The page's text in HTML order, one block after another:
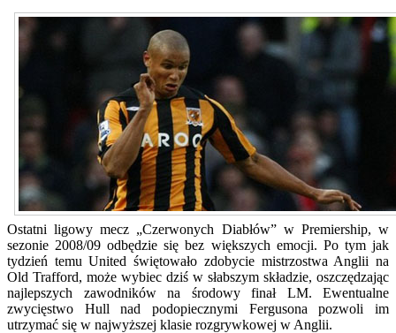
Ostatni ligowy mecz „Czerwonych Diabłów” w Premiership, w
sezonie 2008/09 odbędzie się bez większych emocji. Po tym jak
tydzień temu United świętowało zdobycie mistrzostwa Anglii na
Old Trafford, może wybiec dziś w słabszym składzie, oszczędzając
najlepszych zawodników na środowy finał LM. Ewentualne
zwycięstwo Hull nad podopiecznymi Fergusona pozwoli im
utrzymać się w najwyższej klasie rozgrywkowej w Anglii.